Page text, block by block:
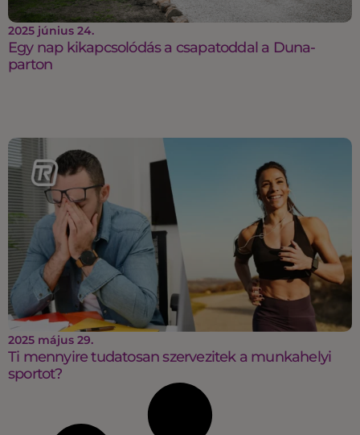
2025 június 24.
Egy nap kikapcsolódás a csapatoddal a Duna-
parton
2025 május 29.
Ti mennyire tudatosan szervezitek a munkahelyi
sportot?